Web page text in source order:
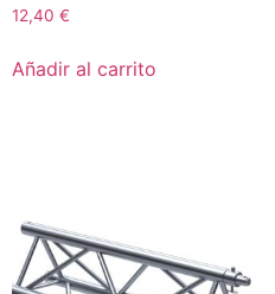
12,40 €
Añadir al carrito